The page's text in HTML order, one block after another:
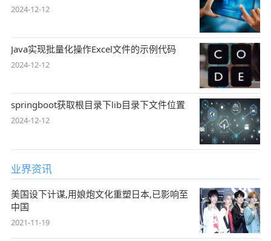
2024-12-12
Java实现批量化操作Excel文件的示例代码
2024-12-12
springboot获取根目录下lib目录下文件位置
2024-12-12
业界资讯
美国设下计谋,用娘炮文化重塑日本,已影响至
中国
2021-11-19